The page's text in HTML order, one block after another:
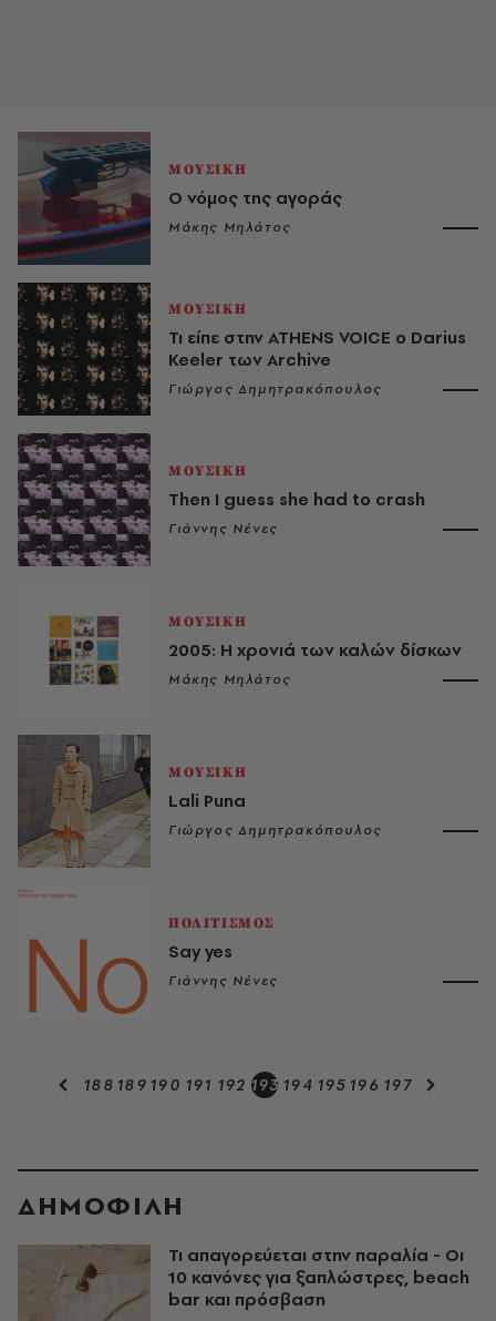
ΜΟΥΣΙΚΗ
O νόμος της αγοράς
Μάκης Μηλάτος
ΜΟΥΣΙΚΗ
Τι είπε στην ATHENS VOICE o Darius
Keeler των Archive
Γιώργος Δημητρακόπουλος
ΜΟΥΣΙΚΗ
​Then I guess she had to crash
Γιάννης Νένες
ΜΟΥΣΙΚΗ
2005: H χρονιά των καλών δίσκων
Μάκης Μηλάτος
ΜΟΥΣΙΚΗ
Lali Puna
Γιώργος Δημητρακόπουλος
ΠΟΛΙΤΙΣΜΟΣ
Say yes
Γιάννης Νένες
188 189 190 191 192 193 194 195 196 197
ΔΗΜΟΦΙΛΗ
Τι απαγορεύεται στην παραλία - Οι
10 κανόνες για ξαπλώστρες, beach
bar και πρόσβαση